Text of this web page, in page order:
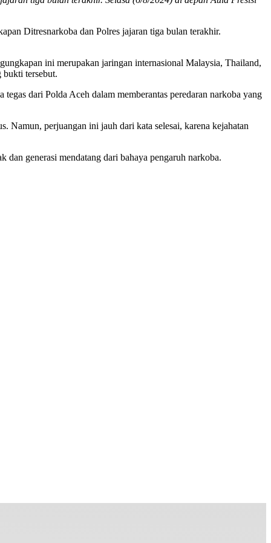
Ditresnarkoba dan Polres jajaran tiga bulan terakhir.
ini merupakan jaringan internasional Malaysia, Thailand,
tersebut.
dari Polda Aceh dalam memberantas peredaran narkoba yang
Namun, perjuangan ini jauh dari kata selesai, karena kejahatan
generasi mendatang dari bahaya pengaruh narkoba.